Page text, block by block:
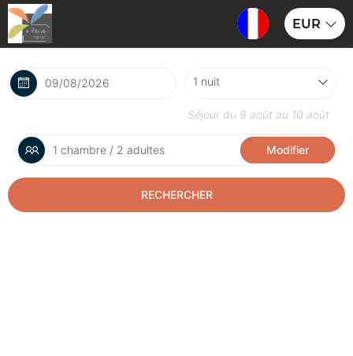
EUR
Séjour du 9 août au 10 août
1 chambre / 2 adultes Modifier